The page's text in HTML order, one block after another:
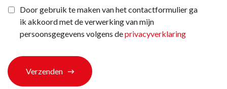
bij
ons
terechtgekomen?
Privacyverklaring *
Door gebruik te maken van het contactformulier ga
ik akkoord met de verwerking van mijn
persoonsgegevens volgens deprivacyverklaring
Verzenden